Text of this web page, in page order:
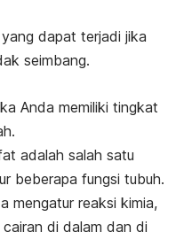
dapat terjadi jika
seimbang.
Anda memiliki tingkat
adalah salah satu
beberapa fungsi tubuh.
mengatur reaksi kimia,
di dalam dan di